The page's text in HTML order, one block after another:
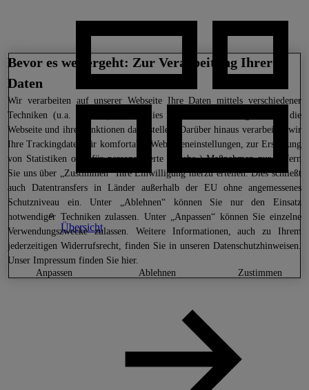
Übersicht
Bevor es weitergeht: Zur Verarbeitung Ihrer
Daten
Wir verarbeiten auf unserer Webseite Ihre Daten mittels verschiedener
Techniken (u.a. Cookies), sofern dies technisch notwendig ist, um die
Webseite und ihre Funktionen darzustellen. Darüber hinaus verarbeiten wir
Ihre Trackingdaten für komfortable Webseiteneinstellungen, zur Erstellung
von Statistiken oder für personalisierte (Werbe-) Maßnahmen nur, sofern
Sie uns über „Zustimmen“ Ihre Einwilligung hierzu erteilen. Dies schließt
auch Datentransfers in Länder außerhalb der EU ohne angemessenes
Schutzniveau ein. Unter „Ablehnen“ können Sie nur den Einsatz
notwendiger Techniken zulassen. Unter „Anpassen“ können Sie einzelne
Verwendungszwecke zulassen. Weitere Informationen, auch zu Ihrem
jederzeitigen Widerrufsrecht, finden Sie in unseren Datenschutzhinweisen
Unser Impressum finden Siehier.
ablehnen
zustimmen
anpassen